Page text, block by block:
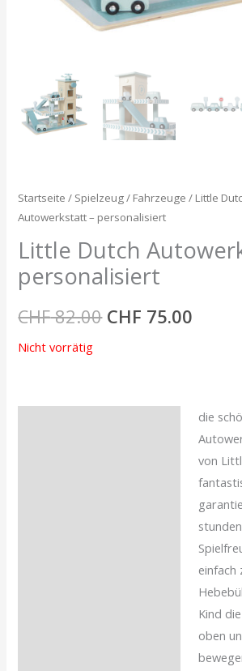
Startseite / Spielzeug/ Fahrzeuge / Little
Autowerkstatt – personalisiert
Little Dutch
personalisiert
CHF82.00 CHF 75.00
Nicht vorrätig
die
von
einfach
Kind
oben